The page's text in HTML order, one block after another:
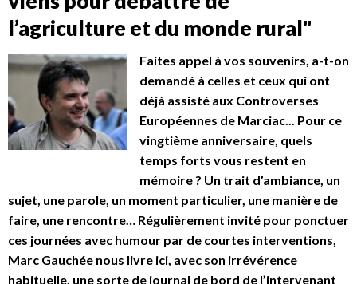
l’agriculture et du monde rural"
Faites appel à vos souvenirs, a-t-on
demandé à celles et ceux qui ont
déjà assisté aux Controverses
Européennes de Marciac... Pour ce
vingtième anniversaire, quels
temps forts vous restent en
mémoire ? Un trait d’ambiance, un
sujet, une parole, un moment particulier, une manière de
faire, une rencontre… Régulièrement invité pour ponctuer
ces journées avec humour par de courtes interventions,
Marc Gauchée nous livre ici, avec son irrévérence
habituelle, une sorte de journal de bord de l’intervenant